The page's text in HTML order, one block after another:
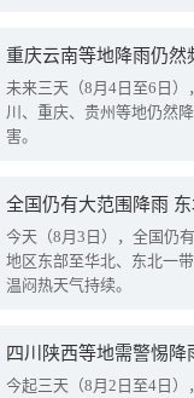
重庆云南等地降雨仍然
未来三天（8月4日至6日
川、重庆、贵州等地仍然
害。
全国仍有大范围降雨
今天（8月3日），全国仍
地区东部至华北、东北一
温闷热天气持续。
今起三天（8月2日至4日